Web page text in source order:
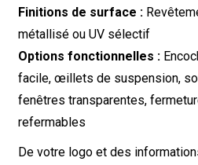
Finitions de surface :
métallisé ou UV sélectif
Options fonctionnelles :
facile, œillets de suspension,
fenêtres transparentes,
refermables
De votre logo et des